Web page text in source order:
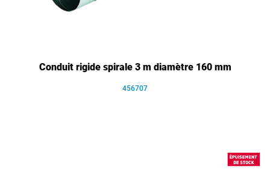
Conduit rigide spirale 3 m diamètre 160 mm
456707